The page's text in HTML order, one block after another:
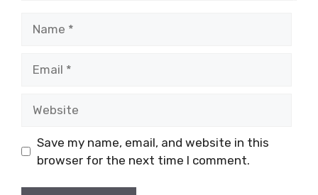
Save my name, email, and website in this
browser for the next time I comment.